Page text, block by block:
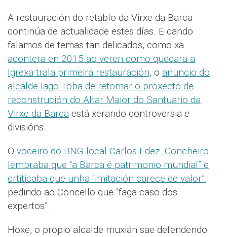
A restauración do retablo da Virxe da Barca
continúa de actualidade estes días. E cando
falamos de temas tan delicados, como xa
acontera en 2015 ao veren como quedara a
Igrexa trala primeira restauración, o anuncio do
alcalde Iago Toba de retomar o proxecto de
reconstrución do Altar Maior do Santuario da
Virxe da Barca está xerando controversia e
divisións.
O voceiro do BNG local Carlos Fdez. Concheiro
lembraba que “a Barca é patrimonio mundial” e
crtiticaba que unha “imitación carece de valor”,
pedindo ao Concello que “faga caso dos
expertos”.
Hoxe, o propio alcalde muxián sae defendendo